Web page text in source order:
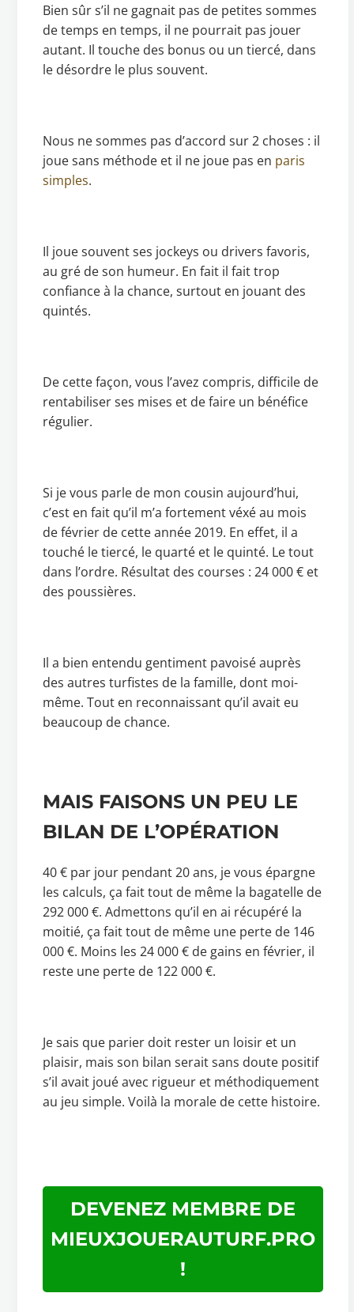
Bien sûr s’il ne gagnait pas de petites sommes
de temps en temps, il ne pourrait pas jouer
autant. Il touche des bonus ou un tiercé, dans
le désordre le plus souvent.
Nous ne sommes pas d’accord sur 2 choses : il
joue sans méthode et il ne joue pas en paris
simples.
Il joue souvent ses jockeys ou drivers favoris,
au gré de son humeur. En fait il fait trop
confiance à la chance, surtout en jouant des
quintés.
De cette façon, vous l’avez compris, difficile de
rentabiliser ses mises et de faire un bénéfice
régulier.
Si je vous parle de mon cousin aujourd’hui,
c’est en fait qu’il m’a fortement véxé au mois
de février de cette année 2019. En effet, il a
touché le tiercé, le quarté et le quinté. Le tout
dans l’ordre. Résultat des courses : 24 000 € et
des poussières.
Il a bien entendu gentiment pavoisé auprès
des autres turfistes de la famille, dont moi-
même. Tout en reconnaissant qu’il avait eu
beaucoup de chance.
MAIS FAISONS UN PEU LE
BILAN DE L’OPÉRATION
40 € par jour pendant 20 ans, je vous épargne
les calculs, ça fait tout de même la bagatelle de
292 000 €. Admettons qu’il en ai récupéré la
moitié, ça fait tout de même une perte de 146
000 €. Moins les 24 000 € de gains en février, il
reste une perte de 122 000 €.
Je sais que parier doit rester un loisir et un
plaisir, mais son bilan serait sans doute positif
s’il avait joué avec rigueur et méthodiquement
au jeu simple. Voilà la morale de cette histoire.
DEVENEZ MEMBRE DE
MIEUXJOUERAUTURF.PRO
!